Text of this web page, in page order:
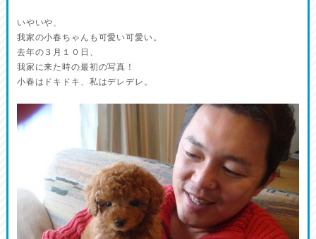
いやいや、
我家の小春ちゃんも可愛い可愛い。
去年の３月１０日、
我家に来た時の最初の写真！
小春はドキドキ、私はデレデレ。